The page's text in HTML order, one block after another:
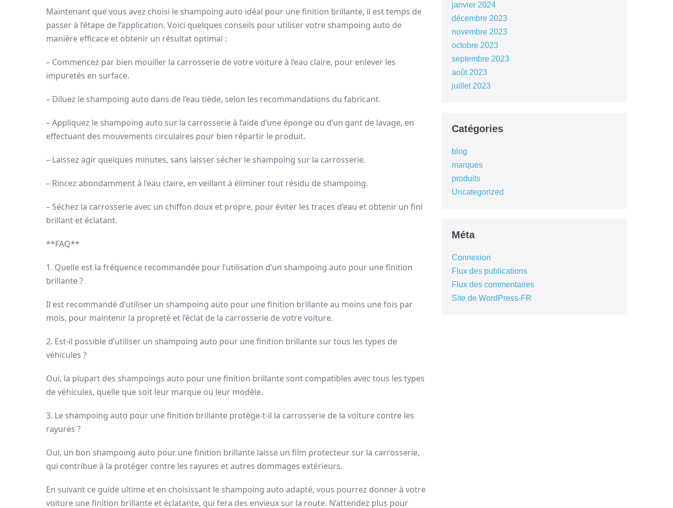
Maintenant que vous avez choisi le shampoing auto idéal pour une finition brillante, il est temps de
passer à l’étape de l’application. Voici quelques conseils pour utiliser votre shampoing auto de
manière efficace et obtenir un résultat optimal :
– Commencez par bien mouiller la carrosserie de votre voiture à l’eau claire, pour enlever les
impuretés en surface.
– Diluez le shampoing auto dans de l’eau tiède, selon les recommandations du fabricant.
– Appliquez le shampoing auto sur la carrosserie à l’aide d’une éponge ou d’un gant de lavage, en
effectuant des mouvements circulaires pour bien répartir le produit.
– Laissez agir quelques minutes, sans laisser sécher le shampoing sur la carrosserie.
– Rincez abondamment à l’eau claire, en veillant à éliminer tout résidu de shampoing.
– Séchez la carrosserie avec un chiffon doux et propre, pour éviter les traces d’eau et obtenir un fini
brillant et éclatant.
**FAQ**
1. Quelle est la fréquence recommandée pour l’utilisation d’un shampoing auto pour une finition
brillante ?
Il est recommandé d’utiliser un shampoing auto pour une finition brillante au moins une fois par
mois, pour maintenir la propreté et l’éclat de la carrosserie de votre voiture.
2. Est-il possible d’utiliser un shampoing auto pour une finition brillante sur tous les types de
véhicules ?
Oui, la plupart des shampoings auto pour une finition brillante sont compatibles avec tous les types
de véhicules, quelle que soit leur marque ou leur modèle.
3. Le shampoing auto pour une finition brillante protège-t-il la carrosserie de la voiture contre les
rayures ?
Oui, un bon shampoing auto pour une finition brillante laisse un film protecteur sur la carrosserie,
qui contribue à la protéger contre les rayures et autres dommages extérieurs.
En suivant ce guide ultime et en choisissant le shampoing auto adapté, vous pourrez donner à votre
voiture une finition brillante et éclatante, qui fera des envieux sur la route. N’attendez plus pour
janvier 2024
décembre 2023
novembre 2023
octobre 2023
septembre 2023
août 2023
juillet 2023
Catégories
blog
marques
produits
Uncategorized
Méta
Connexion
Flux des publications
Flux des commentaires
Site de WordPress-FR